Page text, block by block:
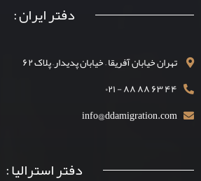
دفتر ایران :
تهران خیابان آفریقا – خیابان پدیدار– پلاک ۶۲
۴۴ ۶۳ ۸۸ ۸۸ - ۰۲۱
info@ddamigration.com
دفتر استرالیا :